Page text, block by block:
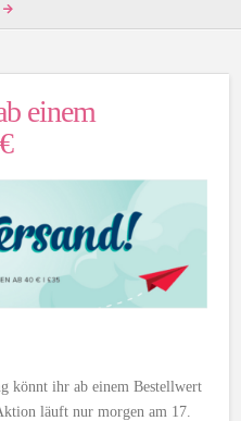
einem
könnt ihr ab einem Bestellwert
läuft nur morgen am 17.